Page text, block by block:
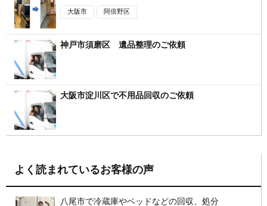
大阪市 阿倍野区
神戸市須磨区 遺品整理のご依頼
大阪市淀川区で不用品回収のご依頼
よく読まれているお客様の声
八尾市で冷蔵庫やベッドなどの回収、処分